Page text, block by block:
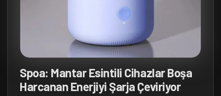
Spoa: Mantar Esintili Cihazlar Boşa
Harcanan Enerjiyi Şarja Çeviriyor